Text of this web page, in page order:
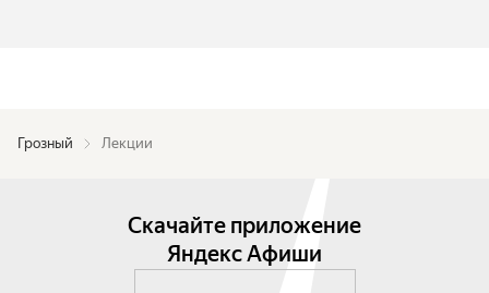
Грозный Лекции
Скачайте приложение
Яндекс Афиши